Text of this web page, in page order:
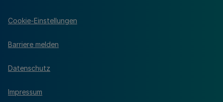
Cookie-Einstellungen
Barriere melden
Datenschutz
Impressum